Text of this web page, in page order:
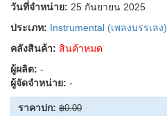
วันที่จำหน่าย: 25 กันยายน 2025
ประเภท: Instrumental (เพลงบรรเลง)
คลังสินค้า: สินค้าหมด
ผู้ผลิต: -
ผู้จัดจำหน่าย: -
ราคาปก: ฿0.00